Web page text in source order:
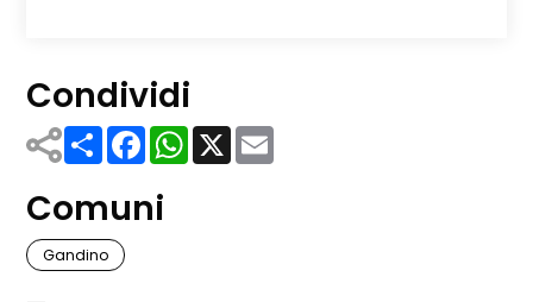
Condividi
ShareFacebook
WhatsApp
X
Comuni
Gandino